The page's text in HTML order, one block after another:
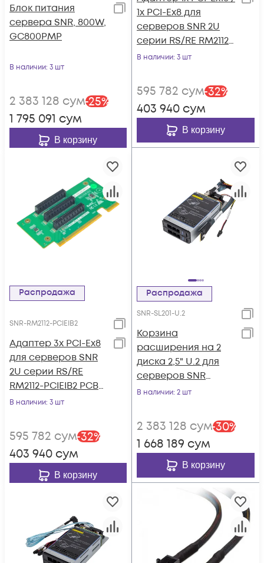
Блок питания
сервера SNR, 800W,
GC800PMP
В наличии: 3 шт
2 383 128 сум-25%
1 795 091 сум
В корзину
1x PCI-Ex8 для
серверов SNR 2U
серии RS/RE RM2112-
PCIEIB1 PCBA VER.B
В наличии: 3 шт
595 782 сум-32%
403 940 сум
В корзину
Распродажа
SNR-RM2112-PCIEIB2
Адаптер 3x PCI-Ex8
для серверов SNR
2U серии RS/RE
RM2112-PCIEIB2 PCBA
VER.B
В наличии: 3 шт
595 782 сум-32%
403 940 сум
В корзину
Распродажа
SNR-SL201-U.2
Корзина
расширения на 2
диска 2,5" U.2 для
серверов SNR
серии RS/RE
В наличии: 2 шт
2 383 128 сум-30%
1 668 189 сум
В корзину